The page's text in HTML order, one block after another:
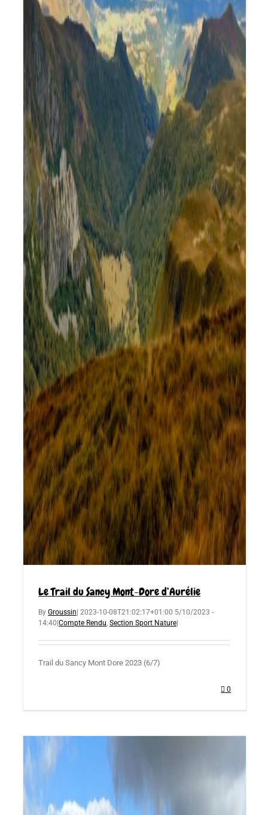
Le Trail du Sancy Mont-Dore d’Aurélie
By Groussin 2023-10-08T21:02:17+01:00 5/10/2023 -
14:40 Compte Rendu, Section Sport Nature
Trail du Sancy Mont Dore 2023 (6/7)
0